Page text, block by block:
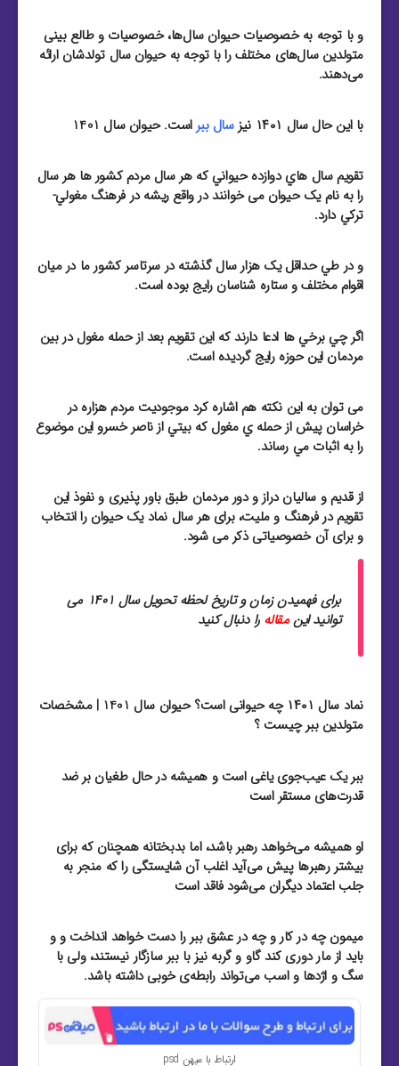
و با توجه به خصوصیات حیوان سال‌ها، خصوصیات و طالع بینی
متولدین سال‌های مختلف را با توجه به حیوان سال تولدشان ارائه
می‌دهند.
با این حال سال ۱۴۰۱ نیز سال ببراست. حیوان سال 1401
تقویم سال هاي دوازده حيواني که هر سال مردم کشور ها هر سال
را به نام یک حیوان می خوانند در واقع ريشه در فرهنگ مغولي-
ترکي دارد.
و در طي حداقل يک هزار سال گذشته در سرتاسر کشور ما در ميان
اقوام مختلف و ستاره شناسان رايج بوده است.
اگر چي برخي ها ادعا دارند که اين تقویم بعد از حمله مغول در بين
مردمان اين حوزه رايج گرديده است.
می توان به این نکته هم اشاره کرد موجوديت مردم هزاره در
خراسان پيش از حمله ي مغول که بيتي از ناصر خسرو اين موضوع
را به اثبات مي رساند.
از قدیم و سالیان دراز و دور مردمان طبق باور پذیری و نفوذ این
تقویم در فرهنگ و ملیت، برای هر سال نماد یک حیوان را انتخاب
و برای آن خصوصیاتی ذکر می شود.
برای فهمیدن زمان و تاریخ لحظه تحویل سال 1401 می
توانید اینمقاله را دنبال کنید
نماد سال ۱۴۰۱ چه حیوانی است؟ حیوان سال 1401 | مشخصات
متولدین ببر چیست ؟
ببر یک عیب‌جوی یاغی است و همیشه در حال طغیان بر ضد
قدرت‌های مستقر است
او همیشه می‌خواهد رهبر باشد، اما بدبختانه همچنان ‌که برای
بیشتر رهبر‌ها پیش می‌آید اغلب آن شایستگی را که منجر به
جلب اعتماد دیگران می‌شود فاقد است
میمون چه در کار و چه در عشق ببر را دست خواهد انداخت و و
باید از مار دوری کند گاو و گربه نیز با ببر سازگار نیستند، ولی با
سگ و اژد‌ها و اسب می‌تواند رابطه‌ی خوبی داشته باشد.
ارتباط با میهن psd